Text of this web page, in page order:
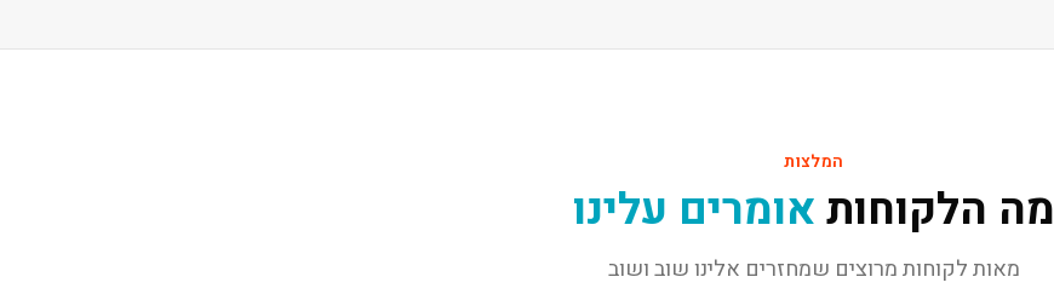
המלצות
מה הלקוחותאומרים עלינו
מאות לקוחות מרוצים שמחזרים אלינו שוב ושוב